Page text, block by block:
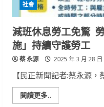
西
部
鎮
共
創
城
市
交
新
風
景
社會
減班休息勞工免驚
施」持續守護勞工
蔡 永源 2025 年 3 月 28 日
【民正新聞記者:蔡永源
閱讀更多..
more